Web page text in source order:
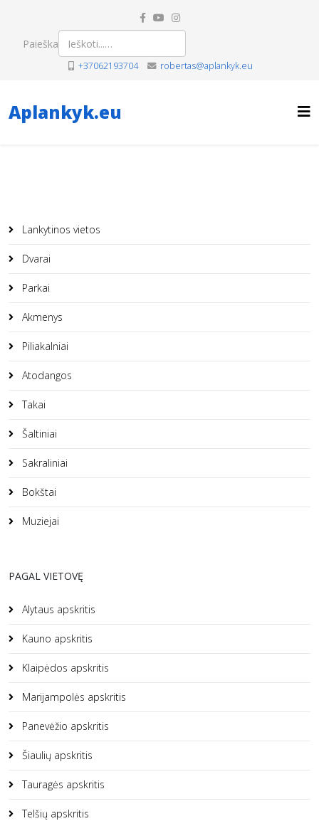
Paieška
+37062193704 robertas@aplankyk.eu
Aplankyk.eu
Lankytinos vietos
Dvarai
Parkai
Akmenys
Piliakalniai
Atodangos
Takai
Šaltiniai
Sakraliniai
Bokštai
Muziejai
PAGAL VIETOVĘ
Alytaus apskritis
Kauno apskritis
Klaipėdos apskritis
Marijampolės apskritis
Panevėžio apskritis
Šiaulių apskritis
Tauragės apskritis
Telšių apskritis